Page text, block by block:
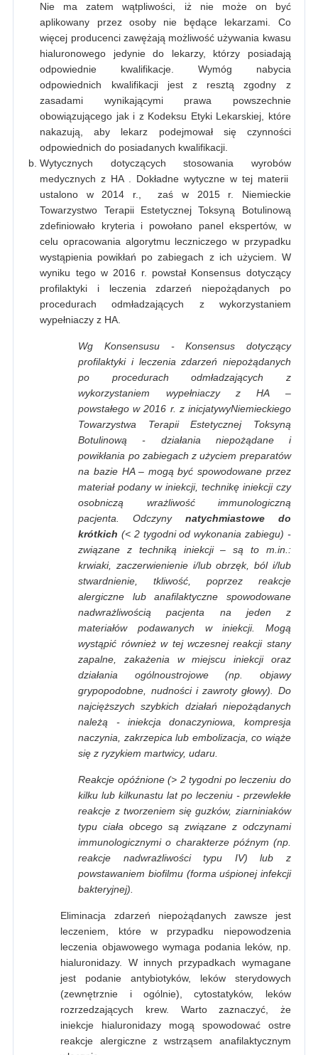
Nie ma zatem wątpliwości, iż nie może on być
aplikowany przez osoby nie będące lekarzami. Co
więcej producenci zawężają możliwość używania kwasu
hialuronowego jedynie do lekarzy, którzy posiadają
odpowiednie kwalifikacje. Wymóg nabycia
odpowiednich kwalifikacji jest z resztą zgodny z
zasadami wynikającymi prawa powszechnie
obowiązującego jak i z Kodeksu Etyki Lekarskiej, które
nakazują, aby lekarz podejmował się czynności
odpowiednich do posiadanych kwalifikacji.
Wytycznych dotyczących stosowania wyrobów
medycznych z HA . Dokładne wytyczne w tej materii
ustalono w 2014 r., zaś w 2015 r. Niemieckie
Towarzystwo Terapii Estetycznej Toksyną Botulinową
zdefiniowało kryteria i powołano panel ekspertów, w
celu opracowania algorytmu leczniczego w przypadku
wystąpienia powikłań po zabiegach z ich użyciem. W
wyniku tego w 2016 r. powstał Konsensus dotyczący
profilaktyki i leczenia zdarzeń niepożądanych po
procedurach odmładzających z wykorzystaniem
wypełniaczy z HA.
Wg Konsensusu - Konsensus dotyczący
profilaktyki i leczenia zdarzeń niepożądanych
po procedurach odmładzających z
wykorzystaniem wypełniaczy z HA –
powstałego w 2016 r. z inicjatywyNiemieckiego
Towarzystwa Terapii Estetycznej Toksyną
Botulinową - działania niepożądane i
powikłania po zabiegach z użyciem preparatów
na bazie HA – mogą być spowodowane przez
materiał podany w iniekcji, technikę iniekcji czy
osobniczą wrażliwość immunologiczną
pacjenta. Odczyny natychmiastowe do
krótkich (< 2 tygodni od wykonania zabiegu) -
związane z techniką iniekcji – są to m.in.:
krwiaki, zaczerwienienie i/lub obrzęk, ból i/lub
stwardnienie, tkliwość, poprzez reakcje
alergiczne lub anafilaktyczne spowodowane
nadwrażliwością pacjenta na jeden z
materiałów podawanych w iniekcji. Mogą
wystąpić również w tej wczesnej reakcji stany
zapalne, zakażenia w miejscu iniekcji oraz
działania ogólnoustrojowe (np. objawy
grypopodobne, nudności i zawroty głowy). Do
najcięższych szybkich działań niepożądanych
należą - iniekcja donaczyniowa, kompresja
naczynia, zakrzepica lub embolizacja, co wiąże
się z ryzykiem martwicy, udaru.
Reakcje opóźnione (> 2 tygodni po leczeniu do
kilku lub kilkunastu lat po leczeniu - przewlekłe
reakcje z tworzeniem się guzków, ziarniniaków
typu ciała obcego są związane z odczynami
immunologicznymi o charakterze późnym (np.
reakcje nadwrażliwości typu IV) lub z
powstawaniem biofilmu (forma uśpionej infekcji
bakteryjnej).
Eliminacja zdarzeń niepożądanych zawsze jest
leczeniem, które w przypadku niepowodzenia
leczenia objawowego wymaga podania leków, np.
hialuronidazy. W innych przypadkach wymagane
jest podanie antybiotyków, leków sterydowych
(zewnętrznie i ogólnie), cytostatyków, leków
rozrzedzających krew. Warto zaznaczyć, że
iniekcje hialuronidazy mogą spowodować ostre
reakcje alergiczne z wstrząsem anafilaktycznym